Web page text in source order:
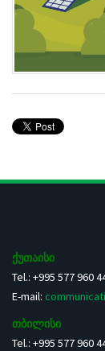
ქუთაისი
Tel.: +995 577 960
E-mail:
თბილისი
Tel.: +995 577 960